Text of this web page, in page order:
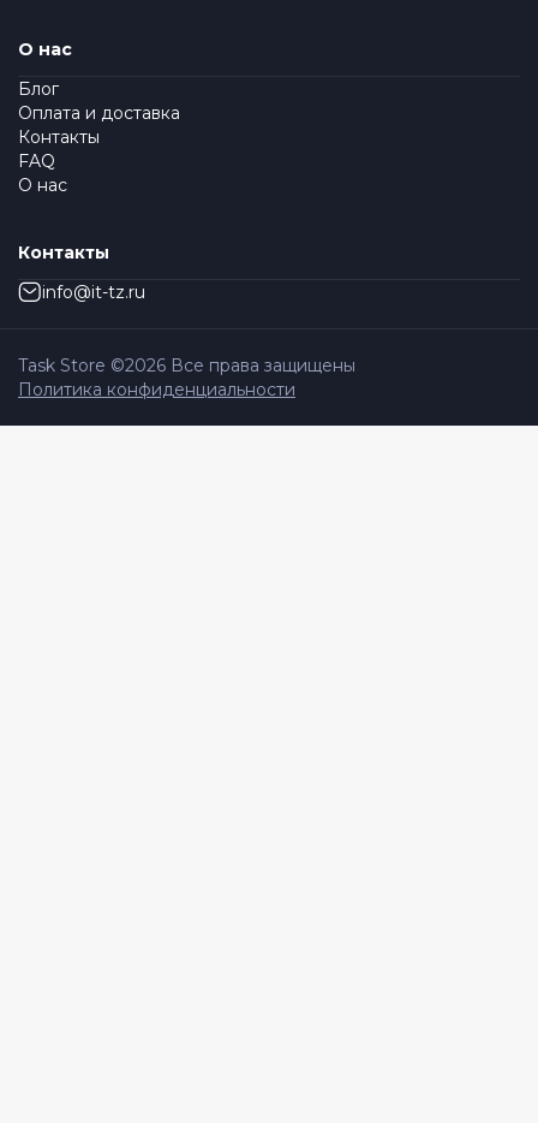
О нас
Блог
Оплата и доставка
Контакты
FAQ
О нас
Контакты
info@it-tz.ru
Task Store ©2026 Все права защищены
Политика конфиденциальности